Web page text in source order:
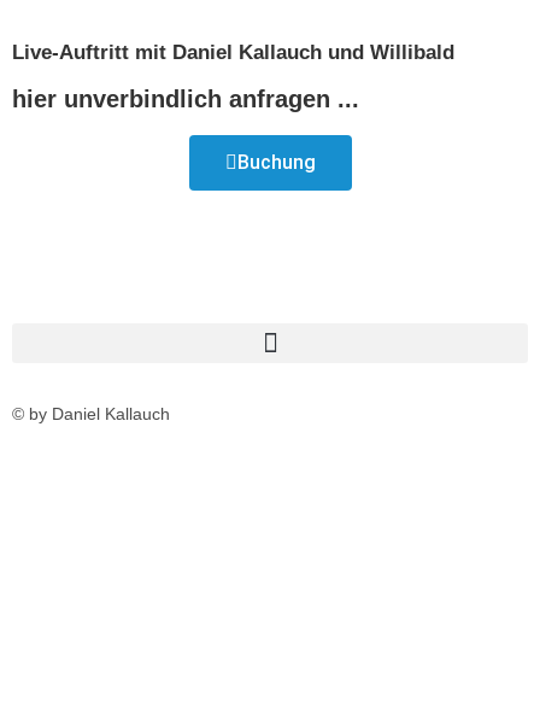
Live-Auftritt mit Daniel Kallauch und Willibald
hier unverbindlich anfragen ...
Buchung
© by Daniel Kallauch